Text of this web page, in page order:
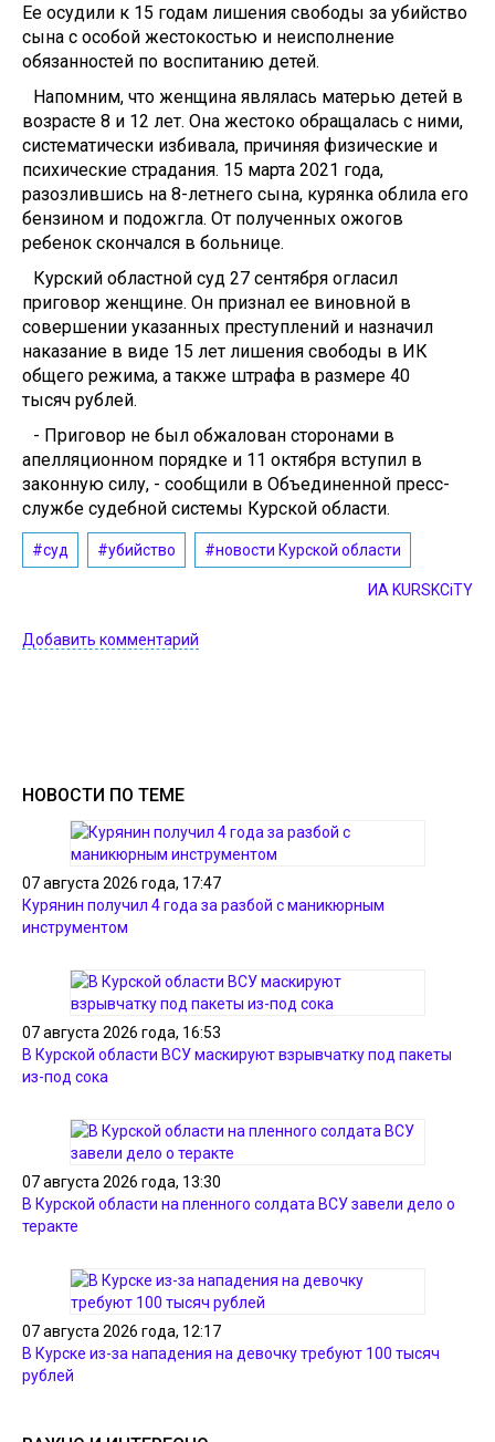
Ее осудили к 15 годам лишения свободы за убийство
сына с особой жестокостью и неисполнение
обязанностей по воспитанию детей.
Напомним, что женщина являлась матерью детей в
возрасте 8 и 12 лет. Она жестоко обращалась с ними,
систематически избивала, причиняя физические и
психические страдания. 15 марта 2021 года,
разозлившись на 8-летнего сына, курянка облила его
бензином и подожгла. От полученных ожогов
ребенок скончался в больнице.
Курский областной суд 27 сентября огласил
приговор женщине. Он признал ее виновной в
совершении указанных преступлений и назначил
наказание в виде 15 лет лишения свободы в ИК
общего режима, а также штрафа в размере 40
тысяч рублей.
- Приговор не был обжалован сторонами в
апелляционном порядке и 11 октября вступил в
законную силу, - сообщили в Объединенной пресс-
службе судебной системы Курской области.
#суд #убийство #новости Курской области
ИА KURSKCiTY
Добавить комментарий
НОВОСТИ ПО ТЕМЕ
07 августа 2026 года, 17:47
Курянин получил 4 года за разбой с маникюрным
инструментом
07 августа 2026 года, 16:53
В Курской области ВСУ маскируют взрывчатку под пакеты
из-под сока
07 августа 2026 года, 13:30
В Курской области на пленного солдата ВСУ завели дело о
теракте
07 августа 2026 года, 12:17
В Курске из-за нападения на девочку требуют 100 тысяч
рублей